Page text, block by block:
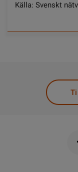
Källa: Svenskt